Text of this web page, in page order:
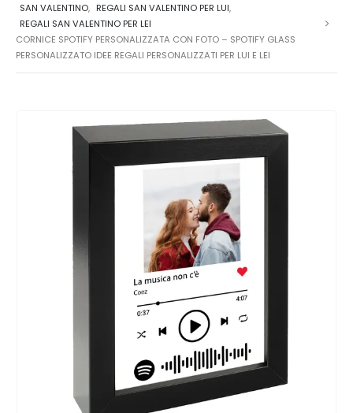
SAN VALENTINO, REGALI SAN VALENTINO PER LUI,
REGALI SAN VALENTINO PER LEI
CORNICE SPOTIFY PERSONALIZZATA CON FOTO – SPOTIFY GLASS
PERSONALIZZATO IDEE REGALI PERSONALIZZATI PER LUI E LEI